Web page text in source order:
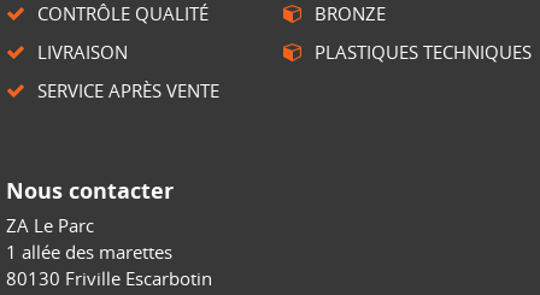
CONTRÔLE QUALITÉ
LIVRAISON
SERVICE APRÈS VENTE
BRONZE
PLASTIQUES TECHNIQUES
Nous contacter
ZA Le Parc
1 allée des marettes
80130 Friville Escarbotin